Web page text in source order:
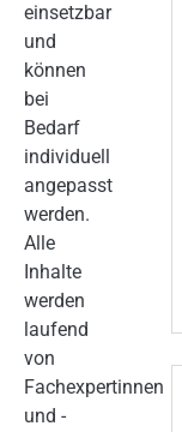
einsetzbar
und
können
bei
Bedarf
individuell
angepasst
werden.
Alle
Inhalte
werden
laufend
von
Fachexpertinnen
und -